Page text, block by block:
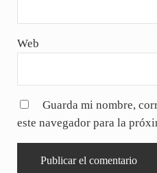
Web
Guarda mi nombre,
este navegador para la